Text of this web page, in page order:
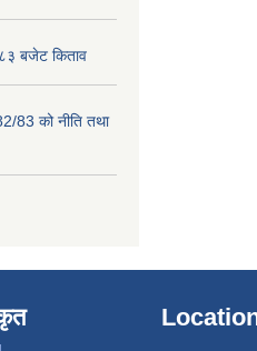
बजेट किताव
83 को नीति तथा